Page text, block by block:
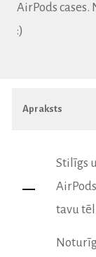
AirPods cases.
:)
Stilīgs
tavu